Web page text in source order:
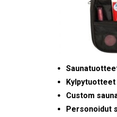
Custom
Personoidut